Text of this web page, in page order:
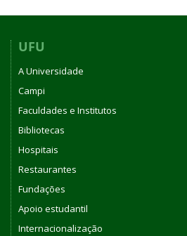
UFU
A Universidade
Campi
Faculdades e Institutos
Bibliotecas
Hospitais
Restaurantes
Fundações
Apoio estudantil
Internacionalização